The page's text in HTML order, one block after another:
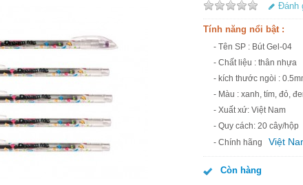
Đánh
Tính năng nổi bật :
- Tên SP : Bút Gel-04
- Chất liệu : thân nhựa
- kích thước ngòi :
- Màu : xanh, tím, đỏ,
- Xuất xứ: Việt Nam
- Quy cách: 20 cây/hộp
- Chính hãng
Việt
Còn hàng